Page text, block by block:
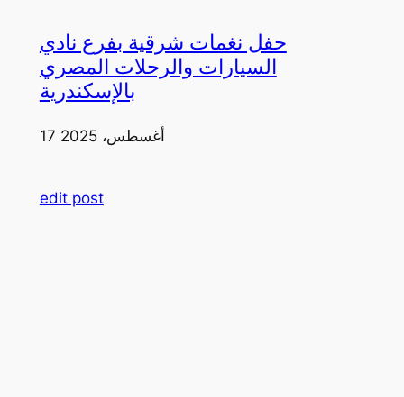
حفل نغمات شرقية بفرع نادي
السيارات والرحلات المصري
بالإسكندرية
17 أغسطس، 2025
edit post